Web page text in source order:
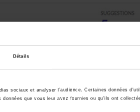
Détails
sociaux et analyser l’audience. Certaines données
que vous leur avez fournies ou qu'ils ont